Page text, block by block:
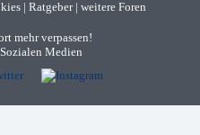
| Ratgeber| weitere Foren
mehr verpassen!
Medien